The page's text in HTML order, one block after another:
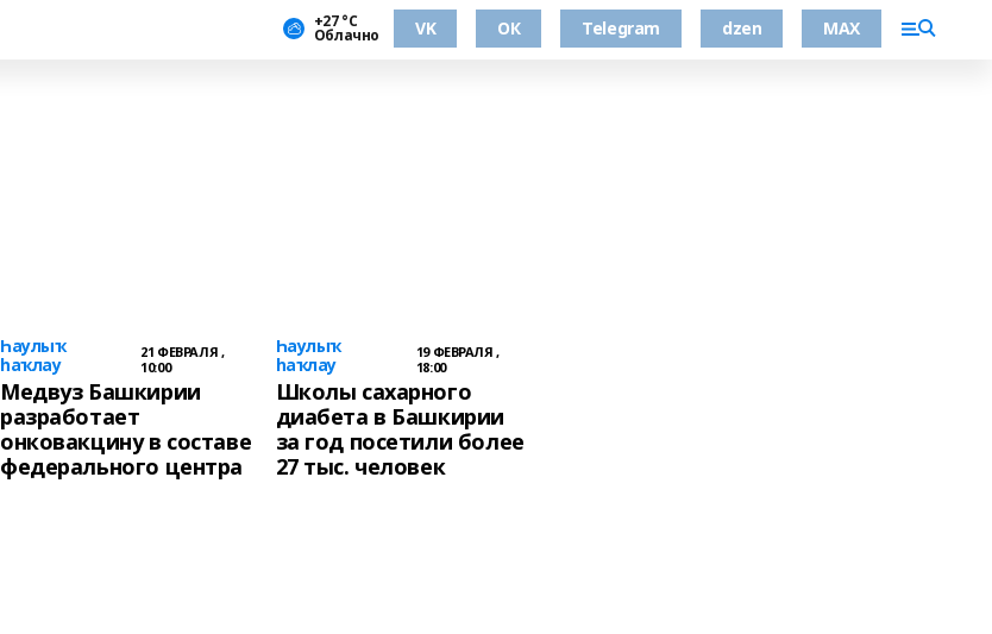
+27 °С
Облачно VK ОК Telegram dzen MAX
Һаулыҡ
һаҡлау
21 ФЕВРАЛЯ ,
10:00
Медвуз Башкирии
разработает
онковакцину в составе
федерального центра
Һаулыҡ
һаҡлау
19 ФЕВРАЛЯ ,
18:00
Школы сахарного
диабета в Башкирии
за год посетили более
27 тыс. человек